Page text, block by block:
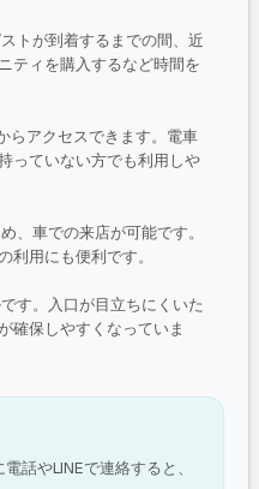
トが到着するまでの間、近
ティを購入するなど時間を
らアクセスできます。電車
っていない方でも利用しや
、車での来店が可能です。
利用にも便利です。
す。入口が目立ちにくいた
確保しやすくなっていま
話やLINEで連絡すると、